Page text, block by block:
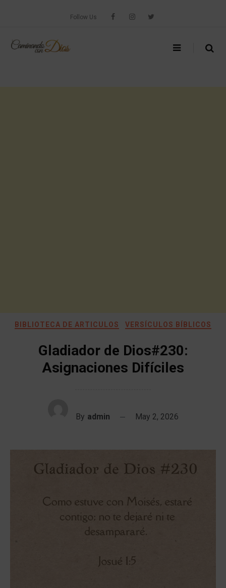
Follow Us
BIBLIOTECA DE ARTICULOS VERSÍCULOS BÍBLICOS
Gladiador de Dios#230:
Asignaciones Difíciles
By admin May 2, 2026